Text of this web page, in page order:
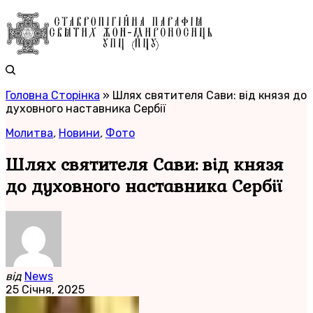
Головна Сторінка » Шлях святителя Сави: від князя до
духовного наставника Сербії
Молитва, Новини, Фото
Шлях святителя Сави: від князя
до духовного наставника Сербії
від News
25 Січня, 2025